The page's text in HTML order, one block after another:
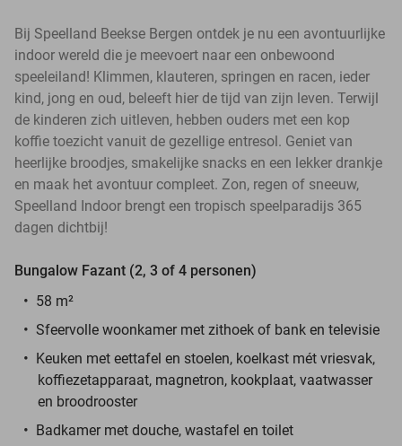
Bij Speelland Beekse Bergen ontdek je nu een avontuurlijke
indoor wereld die je meevoert naar een onbewoond
speeleiland! Klimmen, klauteren, springen en racen, ieder
kind, jong en oud, beleeft hier de tijd van zijn leven. Terwijl
de kinderen zich uitleven, hebben ouders met een kop
koffie toezicht vanuit de gezellige entresol. Geniet van
heerlijke broodjes, smakelijke snacks en een lekker drankje
en maak het avontuur compleet. Zon, regen of sneeuw,
Speelland Indoor brengt een tropisch speelparadijs 365
dagen dichtbij!
Bungalow Fazant (2, 3 of 4 personen)
58 m²
Sfeervolle woonkamer met zithoek of bank en televisie
Keuken met eettafel en stoelen, koelkast mét vriesvak,
koffiezetapparaat, magnetron, kookplaat, vaatwasser
en broodrooster
Badkamer met douche, wastafel en toilet